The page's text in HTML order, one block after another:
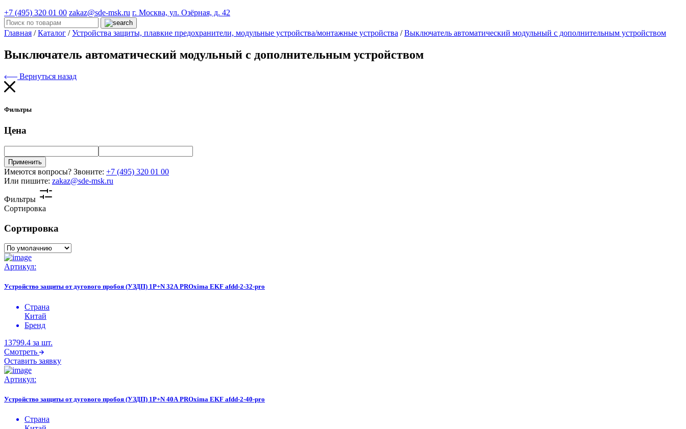
+7 (495) 320 01 00 zakaz@sde-msk.ru г. Москва, ул. Озёрная, д. 42
Главная / Каталог / Устройства защиты, плавкие предохранители, модульные устройства/монтажные устройства / Выключатель автоматический модульный с дополнительным устройством
Выключатель автоматический модульный с дополнительным устройством
Вернуться назад
Фильтры
Цена
Применить
Имеются вопросы? Звоните: +7 (495) 320 01 00
Или пишите: zakaz@sde-msk.ru
Фильтры
Сортировка
Сортировка
Артикул:
Устройство защиты от дугового пробоя (УЗДП) 1P+N 32А PROxima EKF afdd-2-32-pro
Страна
Китай
Бренд
13799.4 за шт.
Смотреть
Оставить заявку
Артикул:
Устройство защиты от дугового пробоя (УЗДП) 1P+N 40А PROxima EKF afdd-2-40-pro
Страна